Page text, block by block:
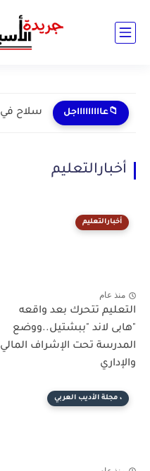
📁عاااااااااجل
أخبارالتعليم
أخبارالتعليم
منذ عام
التعليم تتحرك بعد واقعه
"هابى لاند "ببشتيل..ووضع
المدرسة تحت الإشراف المالي
والإداري
، مجلة الأديب العربي